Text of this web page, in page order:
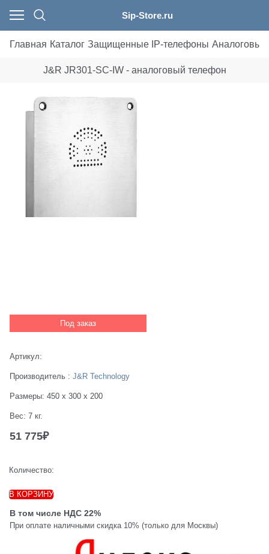
Sip-Store.ru
Главная Каталог Защищенные IP-телефоны
J&R JR301-SC-IW - аналоговый телефон
Под заказ
Артикул:
Производитель : J&R Technology
Размеры: 450 x 300 x 200
Вес: 7 кг.
51 775₽
Количество:
В КОРЗИНУ
В том числе НДС 22%
При оплате наличными скидка 10% (только для Москвы)